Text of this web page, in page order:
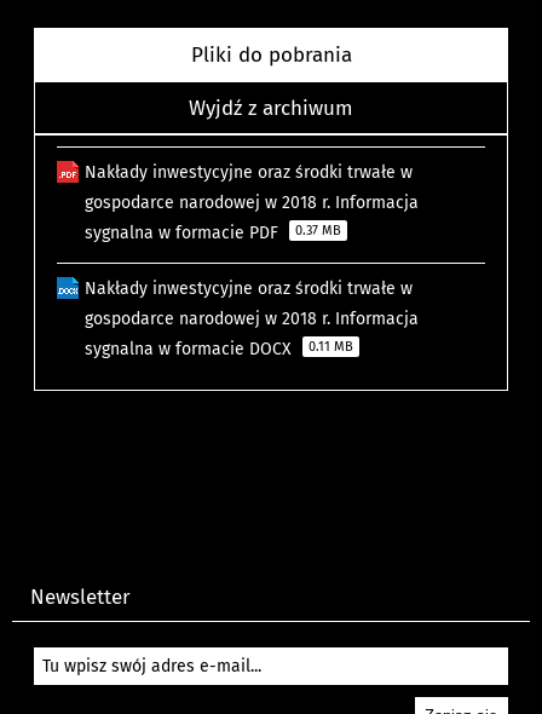
Pliki do pobrania
Wyjdź z archiwum
Nakłady inwestycyjne oraz środki trwałe w
gospodarce narodowej w 2018 r. Informacja
sygnalna w formacie PDF
0.37 MB
Nakłady inwestycyjne oraz środki trwałe w
gospodarce narodowej w 2018 r. Informacja
sygnalna w formacie DOCX
0.11 MB
Newsletter